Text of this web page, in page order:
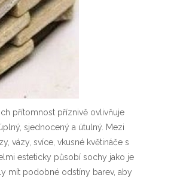
přítomnost příznivě ovlivňuje
sjednocený a útulný. Mezi
vázy, svíce, vkusné květináče s
esteticky působí sochy jako je
mít podobné odstíny barev, aby